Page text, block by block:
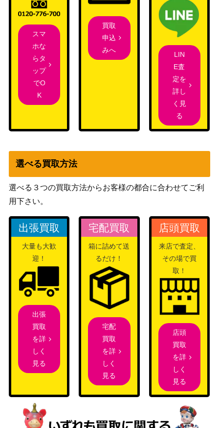
(186)地震土竜、アンズラグ/Anzrag, t
he Quake-Mole[MKM]《日》
（カルロフ
邸殺人事
1,000
[Foil]敏捷なこそ泥、ラガバン/Ragava
n, Nimble Pilferer[MH2]
ライゾン2）
ニ/Ajani, Nacatl Pariah[MH3]《日》
ザ・コース
ト
ライゾン3）
1,000
U]《日》
（団結のド
ミナリア）
600
《日》
（タルキー
ル覇王譚）
薄暮薔薇、エレンダ/Elenda, the Dusk
Rose【RIX】
（イクサラ
400
虚空の力線/Leyline of the Void[M11]
（基本セッ
1,000
鷺群れのシガルダ/Sigarda, Host of He
rons【AVR】《日》
偉大なる統一者、アトラクサ/Atraxa,
Grand Unifier [ONE] 《日》
クシア：完
4,000
スマ
ホな
らタ
ップ
でO
K
買取
申込
みへ
LIN
E査
定を
詳し
く見
る
選べる買取方法
選べる３つの買取方法からお客様の都合に合わせてご利
用下さい。
出張買取
大量も大歓
迎！
出張
買取
を詳
しく
見る
宅配買取
箱に詰めて送
るだけ！
宅配
買取
を詳
しく
見る
店頭買取
来店で査定、
その場で買
取！
店頭
買取
を詳
しく
見る